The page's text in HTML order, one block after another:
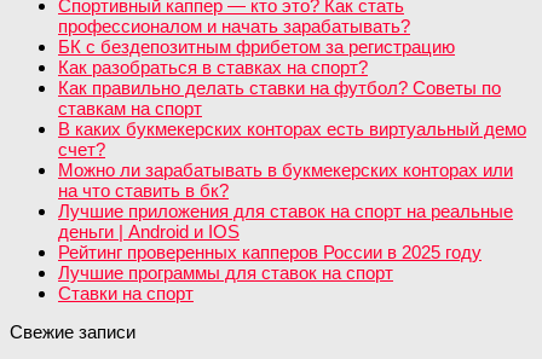
Спортивный каппер — кто это? Как стать
профессионалом и начать зарабатывать?
БК с бездепозитным фрибетом за регистрацию
Как разобраться в ставках на спорт?
Как правильно делать ставки на футбол? Советы по
ставкам на спорт
В каких букмекерских конторах есть виртуальный демо
счет?
Можно ли зарабатывать в букмекерских конторах или
на что ставить в бк?
Лучшие приложения для ставок на спорт на реальные
деньги | Android и IOS
Рейтинг проверенных капперов России в 2025 году
Лучшие программы для ставок на спорт
Ставки на спорт
Свежие записи